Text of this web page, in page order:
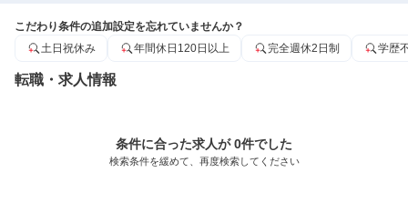
こだわり条件の追加設定を忘れていませんか？
土日祝休み
年間休日120日以上 完全週休2日制 学歴
転職・求人情報
条件に合った求人が 0件でした
検索条件を緩めて、再度検索してください